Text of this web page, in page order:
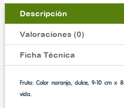
Descripción
Valoraciones (0)
Ficha Técnica
Fruta: Color naranja, dulce, 9-10 cm x
vida.